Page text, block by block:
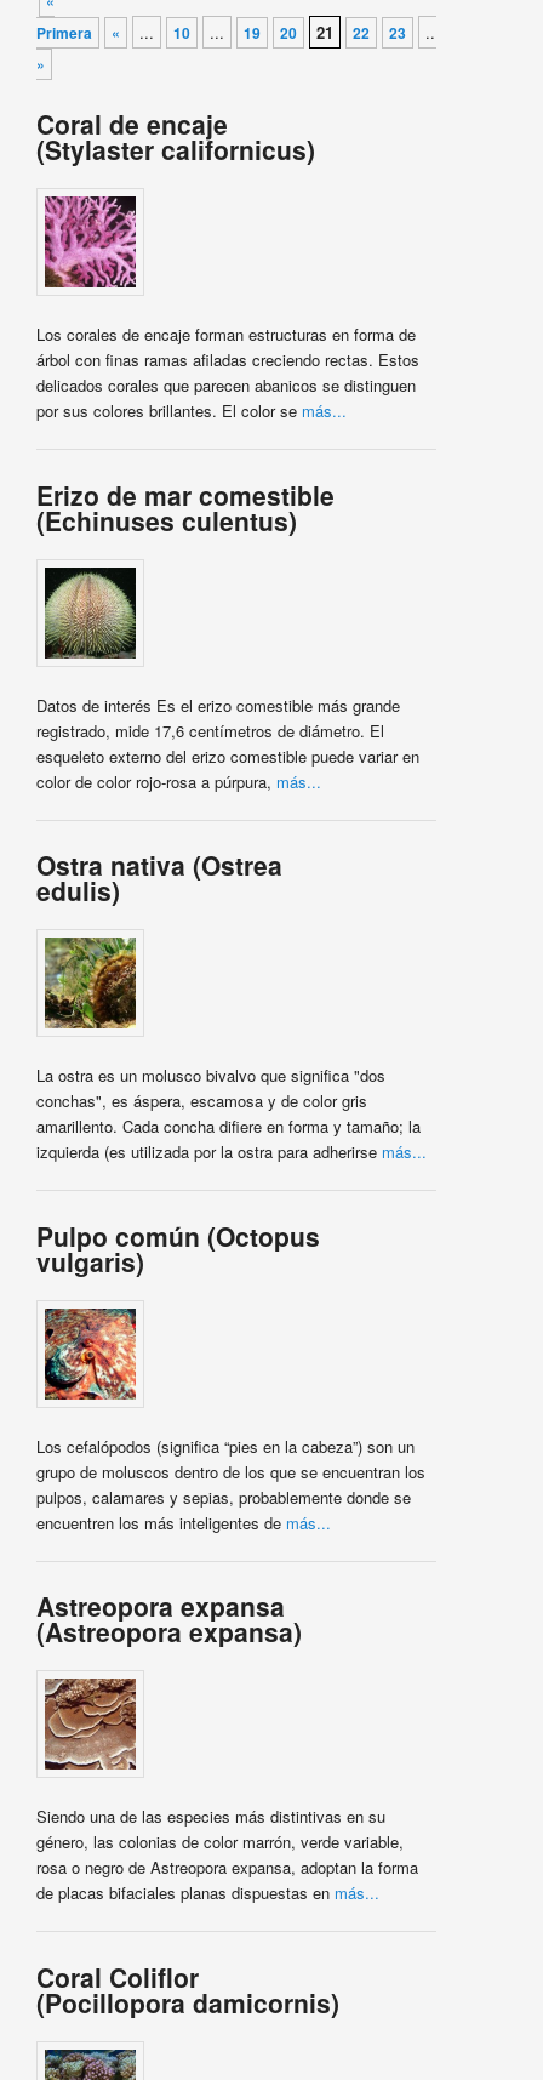
Primera
« ... 10 ... 19 20 21 22 23 ...
»
Coral de encaje
(Stylaster californicus)
Los corales de encaje forman estructuras en forma de
árbol con finas ramas afiladas creciendo rectas. Estos
delicados corales que parecen abanicos se distinguen
por sus colores brillantes. El color se más...
Erizo de mar comestible
(Echinuses culentus)
Datos de interés Es el erizo comestible más grande
registrado, mide 17,6 centímetros de diámetro. El
esqueleto externo del erizo comestible puede variar en
color de color rojo-rosa a púrpura, más...
Ostra nativa (Ostrea
edulis)
La ostra es un molusco bivalvo que significa "dos
conchas", es áspera, escamosa y de color gris
amarillento. Cada concha difiere en forma y tamaño; la
izquierda (es utilizada por la ostra para adherirse más...
Pulpo común (Octopus
vulgaris)
Los cefalópodos (significa “pies en la cabeza”) son un
grupo de moluscos dentro de los que se encuentran los
pulpos, calamares y sepias, probablemente donde se
encuentren los más inteligentes de más...
Astreopora expansa
(Astreopora expansa)
Siendo una de las especies más distintivas en su
género, las colonias de color marrón, verde variable,
rosa o negro de Astreopora expansa, adoptan la forma
de placas bifaciales planas dispuestas en más...
Coral Coliflor
(Pocillopora damicornis)